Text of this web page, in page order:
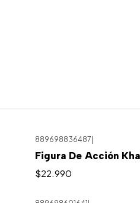
889698836487
Figura De Acción
$22.990